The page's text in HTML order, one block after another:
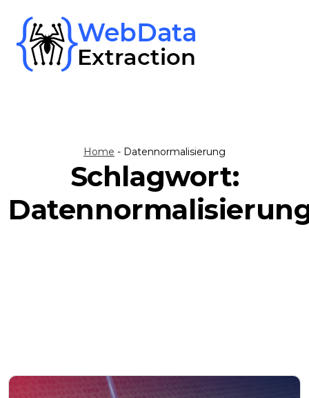
content
Home - Datennormalisierung
Schlagwort: